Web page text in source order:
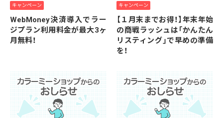
キャンペーン
WebMoney決済導入でラー
ジプラン利用料金が最大3ヶ
月無料！
キャンペーン
【１月末までお得！】年末年始
の商戦ラッシュは「かんたん
リスティング」で早めの準備
を！